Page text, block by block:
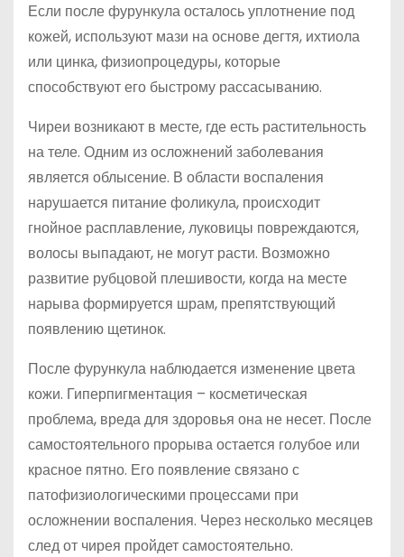
Если после фурункула осталось уплотнение под
кожей, используют мази на основе дегтя, ихтиола
или цинка, физиопроцедуры, которые
способствуют его быстрому рассасыванию.
Чиреи возникают в месте, где есть растительность
на теле. Одним из осложнений заболевания
является облысение. В области воспаления
нарушается питание фоликула, происходит
гнойное расплавление, луковицы повреждаются,
волосы выпадают, не могут расти. Возможно
развитие рубцовой плешивости, когда на месте
нарыва формируется шрам, препятствующий
появлению щетинок.
После фурункула наблюдается изменение цвета
кожи. Гиперпигментация – косметическая
проблема, вреда для здоровья она не несет. После
самостоятельного прорыва остается голубое или
красное пятно. Его появление связано с
патофизиологическими процессами при
осложнении воспаления. Через несколько месяцев
след от чирея пройдет самостоятельно.